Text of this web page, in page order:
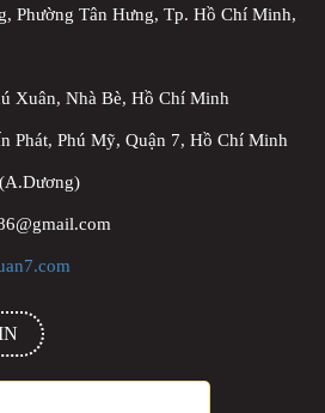
Phường Tân Hưng, Tp. Hồ Chí Minh,
Xuân, Nhà Bè, Hồ Chí Minh
Phát, Phú Mỹ, Quận 7, Hồ Chí Minh